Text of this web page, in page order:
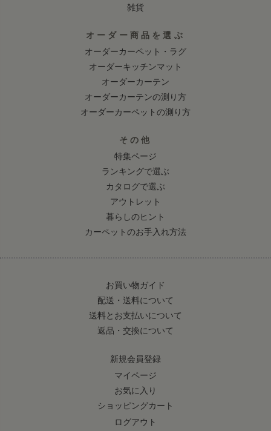
雑貨
オーダー商品を選ぶ
オーダーカーペット・ラグ
オーダーキッチンマット
オーダーカーテン
オーダーカーテンの測り方
オーダーカーペットの測り方
その他
特集ページ
ランキングで選ぶ
カタログで選ぶ
アウトレット
暮らしのヒント
カーペットのお手入れ方法
お買い物ガイド
配送・送料について
送料とお支払いについて
返品・交換について
新規会員登録
マイページ
お気に入り
ショッピングカート
ログアウト